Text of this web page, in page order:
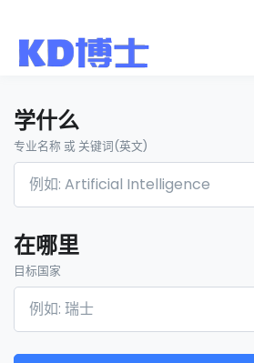
学什么
专业名称 或 关键词(英文)
在哪里
目标国家